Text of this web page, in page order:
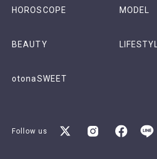
HOROSCOPE MODEL
BEAUTY
otonaSWEET
Follow us